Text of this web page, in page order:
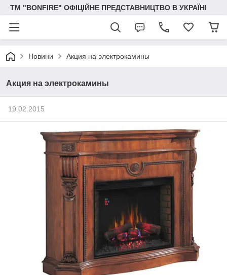
ТМ "BONFIRE" ОФІЦІЙНЕ ПРЕДСТАВНИЦТВО В УКРАЇНІ
Новини Акция на электрокамины
Акция на электрокамины
19.02.2015